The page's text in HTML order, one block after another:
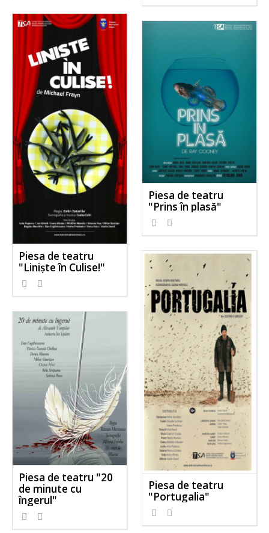
Piesa de teatru
"Liniște în Culise!"
Piesa de teatru
"Prins în plasă"
Piesa de teatru
"Portugalia"
Piesa de teatru "20
de minute cu
îngerul"